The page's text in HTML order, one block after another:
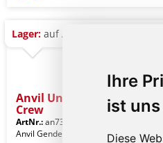
Ihre
ist
Diese
Lager: auf Anfrage
Anvil Unisex Light Terry
Crew
ArtNr.:an73000bl-l
Anvil Gender: Unisex-Kleidung